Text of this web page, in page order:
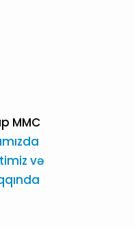
MMC
və